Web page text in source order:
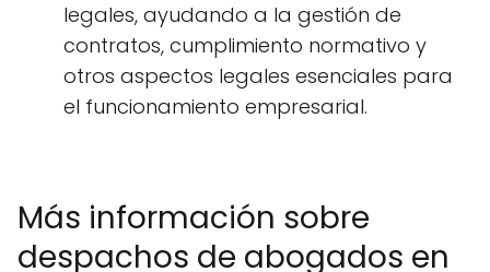
legales, ayudando a la gestión de
contratos, cumplimiento normativo y
otros aspectos legales esenciales para
el funcionamiento empresarial.
Más información sobre
despachos de abogados en